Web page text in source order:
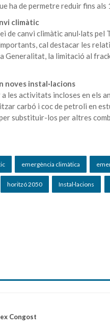
ha de permetre reduir fins als
climàtic
de canvi climàtic anul·lats
cal destacar les
Generalitat, la limitació al
noves instal·lacions
les activitats incloses en els
carbó i coc de petroli en
substituir-los per altres
emergència climàtica
horitzó 2050 Instal·lacions
Congost